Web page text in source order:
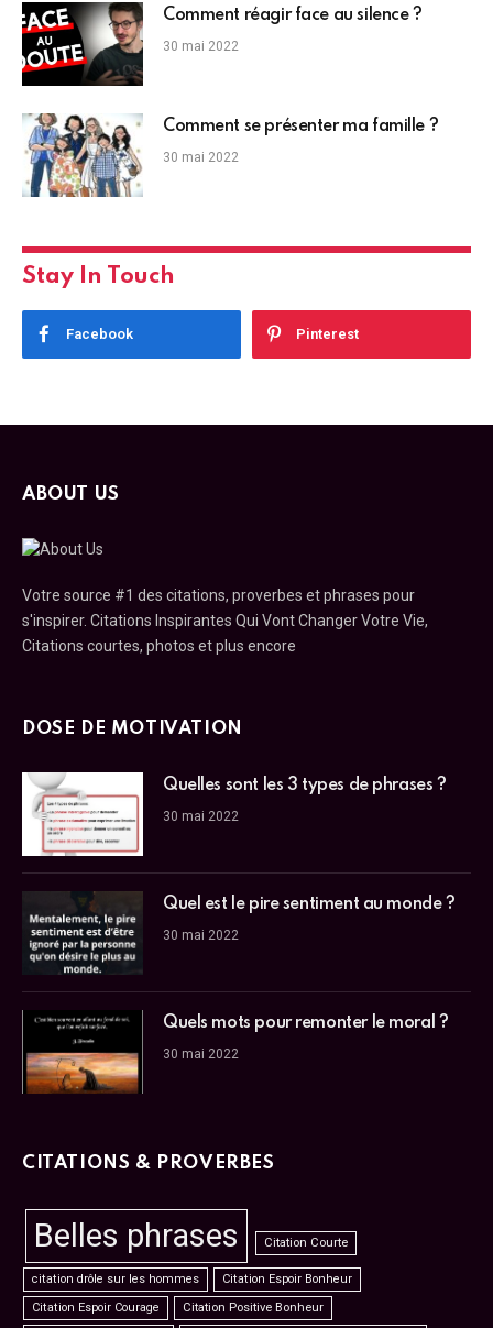
Comment réagir face au silence ?
30 mai 2022
Comment se présenter ma famille ?
30 mai 2022
Stay In Touch
Facebook Pinterest
ABOUT US
Votre source #1 des citations, proverbes et phrases pour
s'inspirer. Citations Inspirantes Qui Vont Changer Votre Vie,
Citations courtes, photos et plus encore
DOSE DE MOTIVATION
Quelles sont les 3 types de phrases ?
30 mai 2022
Quel est le pire sentiment au monde ?
30 mai 2022
Quels mots pour remonter le moral ?
30 mai 2022
CITATIONS & PROVERBES
Belles phrases Citation Courte
citation drôle sur les hommes
Citation Espoir Bonheur
Citation Espoir Courage
Citation Positive Bonheur